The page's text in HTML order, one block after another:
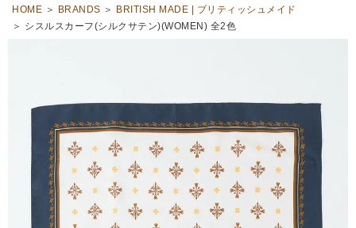
HOME BRANDS
BRITISH MADE | ブリティッシュメイド
シスルスカーフ(シルクサテン)(WOMEN) 全2色